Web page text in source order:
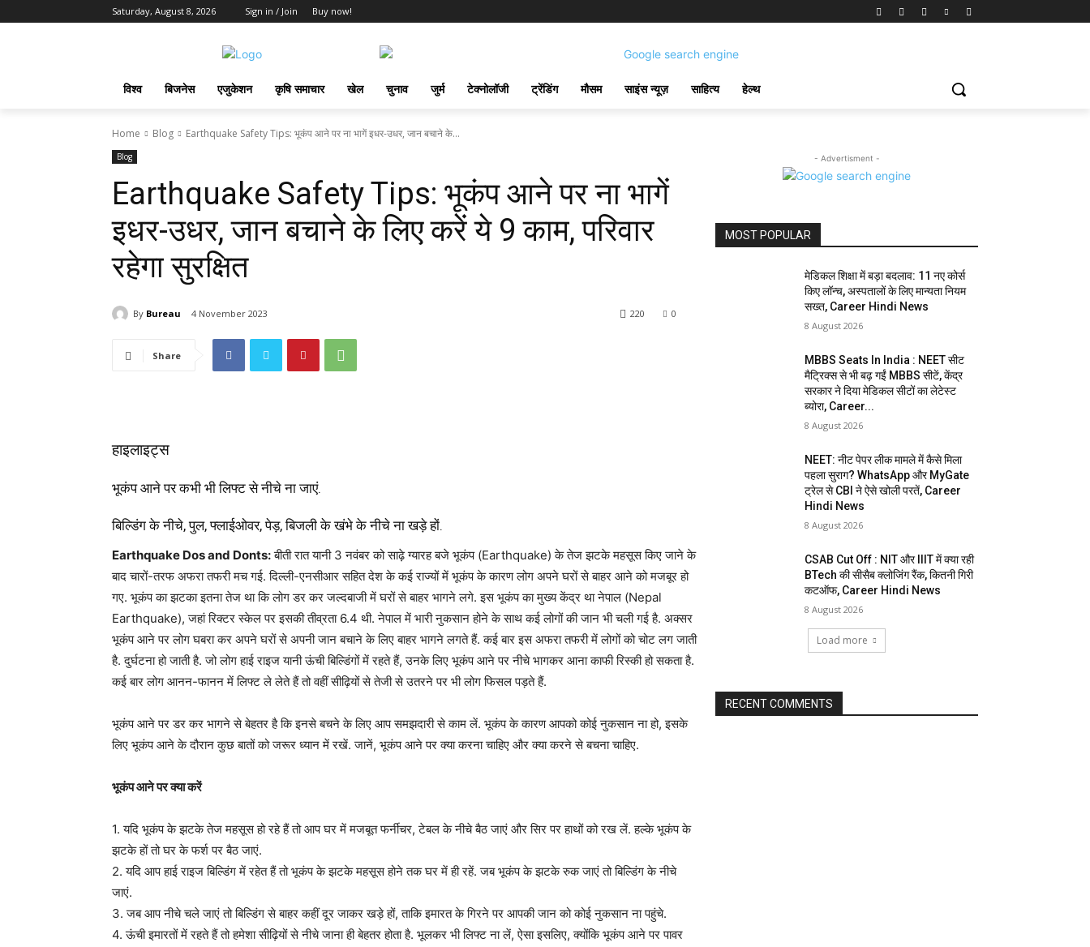
Saturday, August 8, 2026 Sign in / Join Buy now!
विश्व बिजनेस एजुकेशन कृषि समाचार खेल चुनाव जुर्म टेक्नोलॉजी ट्रेंडिंग मौसम साइंस न्यूज़ साहित्य हेल्थ
Home Blog Earthquake Safety Tips: भूकंप आने पर ना भागें इधर-उधर, जान बचाने के...
Blog
Earthquake Safety Tips: भूकंप आने पर ना भागें
इधर-उधर, जान बचाने के लिए करें ये 9 काम, परिवार
रहेगा सुरक्षित
By Bureau 4 November 2023 0
220
Share
हाइलाइट्स
भूकंप आने पर कभी भी लिफ्ट से नीचे ना जाएं.
बिल्डिंग के नीचे, पुल, फ्लाईओवर, पेड़, बिजली के खंभे के नीचे ना खड़े हों.
Earthquake Dos and Donts:बीती रात यानी 3 नवंबर को साढ़े ग्यारह बजे भूकंप (Earthquake) के तेज झटके महसूस किए जाने के
बाद चारों-तरफ अफरा तफरी मच गई. दिल्ली-एनसीआर सहित देश के कई राज्यों में भूकंप के कारण लोग अपने घरों से बाहर आने को मजबूर हो
गए. भूकंप का झटका इतना तेज था कि लोग डर कर जल्दबाजी में घरों से बाहर भागने लगे. इस भूकंप का मुख्य केंद्र था नेपाल (Nepal
Earthquake), जहां रिक्टर स्केल पर इसकी तीव्रता 6.4 थी. नेपाल में भारी नुकसान होने के साथ कई लोगों की जान भी चली गई है. अक्सर
भूकंप आने पर लोग घबरा कर अपने घरों से अपनी जान बचाने के लिए बाहर भागने लगते हैं. कई बार इस अफरा तफरी में लोगों को चोट लग जाती
है. दुर्घटना हो जाती है. जो लोग हाई राइज यानी ऊंची बिल्डिंगों में रहते हैं, उनके लिए भूकंप आने पर नीचे भागकर आना काफी रिस्की हो सकता है.
कई बार लोग आनन-फानन में लिफ्ट ले लेते हैं तो वहीं सीढ़ियों से तेजी से उतरने पर भी लोग फिसल पड़ते हैं.
भूकंप आने पर डर कर भागने से बेहतर है कि इनसे बचने के लिए आप समझदारी से काम लें. भूकंप के कारण आपको कोई नुकसान ना हो, इसके
लिए भूकंप आने के दौरान कुछ बातों को जरूर ध्यान में रखें. जानें, भूकंप आने पर क्या करना चाहिए और क्या करने से बचना चाहिए.
भूकंप आने पर क्या करें
1. यदि भूकंप के झटके तेज महसूस हो रहे हैं तो आप घर में मजबूत फर्नीचर, टेबल के नीचे बैठ जाएं और सिर पर हाथों को रख लें. हल्के भूकंप के
झटके हों तो घर के फर्श पर बैठ जाएं.
2. यदि आप हाई राइज बिल्डिंग में रहेत हैं तो भूकंप के झटके महसूस होने तक घर में ही रहें. जब भूकंप के झटके रुक जाएं तो बिल्डिंग के नीचे
जाएं.
3. जब आप नीचे चले जाएं तो बिल्डिंग से बाहर कहीं दूर जाकर खड़े हों, ताकि इमारत के गिरने पर आपकी जान को कोई नुकसान ना पहुंचे.
4. ऊंची इमारतों में रहते हैं तो हमेशा सीढ़ियों से नीचे जाना ही बेहतर होता है. भूलकर भी लिफ्ट ना लें, ऐसा इसलिए, क्योंकि भूकंप आने पर पावर
- Advertisment -
MOST POPULAR
मेडिकल शिक्षा में बड़ा बदलाव: 11 नए कोर्स
किए लॉन्च, अस्पतालों के लिए मान्यता नियम
सख्त, Career Hindi News
8 August 2026
MBBS Seats In India : NEET सीट
मैट्रिक्स से भी बढ़ गईं MBBS सीटें, केंद्र
सरकार ने दिया मेडिकल सीटों का लेटेस्ट
ब्योरा, Career...
8 August 2026
NEET: नीट पेपर लीक मामले में कैसे मिला
पहला सुराग? WhatsApp और MyGate
ट्रेल से CBI ने ऐसे खोली परतें, Career
Hindi News
8 August 2026
CSAB Cut Off : NIT और IIIT में क्या रही
BTech की सीसैब क्लोजिंग रैंक, कितनी गिरी
कटऑफ, Career Hindi News
8 August 2026
Load more
RECENT COMMENTS